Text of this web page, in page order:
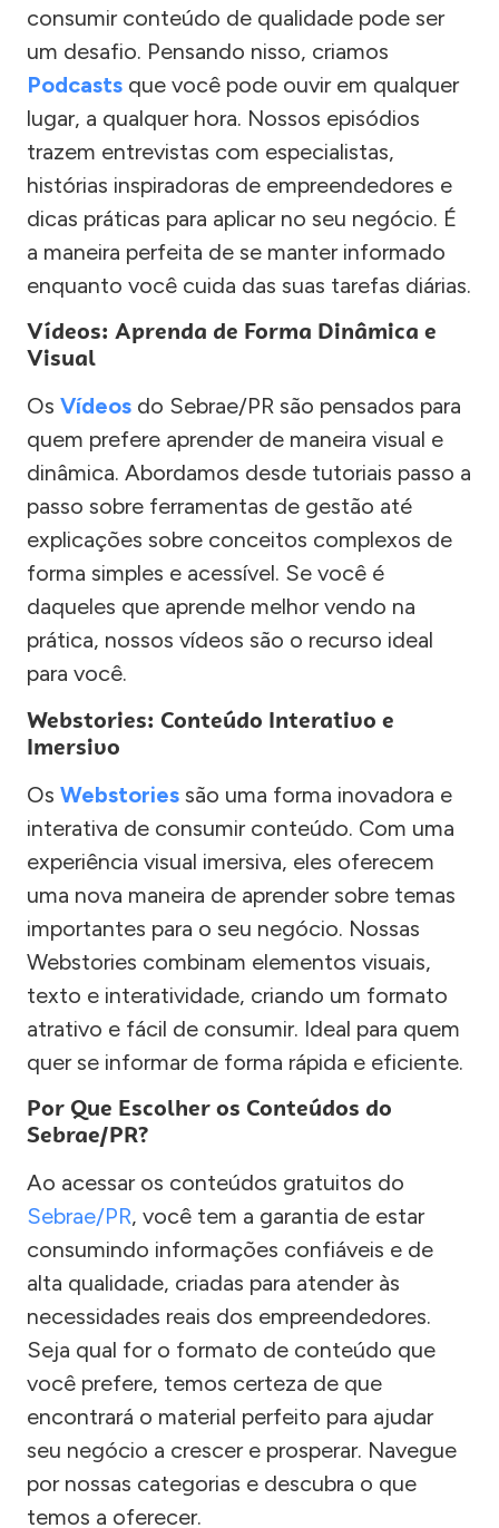
consumir conteúdo de qualidade pode ser
um desafio. Pensando nisso, criamos
Podcasts que você pode ouvir em qualquer
lugar, a qualquer hora. Nossos episódios
trazem entrevistas com especialistas,
histórias inspiradoras de empreendedores e
dicas práticas para aplicar no seu negócio. É
a maneira perfeita de se manter informado
enquanto você cuida das suas tarefas diárias.
Vídeos: Aprenda de Forma Dinâmica e
Visual
Os Vídeos do Sebrae/PR são pensados para
quem prefere aprender de maneira visual e
dinâmica. Abordamos desde tutoriais passo a
passo sobre ferramentas de gestão até
explicações sobre conceitos complexos de
forma simples e acessível. Se você é
daqueles que aprende melhor vendo na
prática, nossos vídeos são o recurso ideal
para você.
Webstories: Conteúdo Interativo e
Imersivo
Os Webstories são uma forma inovadora e
interativa de consumir conteúdo. Com uma
experiência visual imersiva, eles oferecem
uma nova maneira de aprender sobre temas
importantes para o seu negócio. Nossas
Webstories combinam elementos visuais,
texto e interatividade, criando um formato
atrativo e fácil de consumir. Ideal para quem
quer se informar de forma rápida e eficiente.
Por Que Escolher os Conteúdos do
Sebrae/PR?
Ao acessar os conteúdos gratuitos do
Sebrae/PR, você tem a garantia de estar
consumindo informações confiáveis e de
alta qualidade, criadas para atender às
necessidades reais dos empreendedores.
Seja qual for o formato de conteúdo que
você prefere, temos certeza de que
encontrará o material perfeito para ajudar
seu negócio a crescer e prosperar. Navegue
por nossas categorias e descubra o que
temos a oferecer.